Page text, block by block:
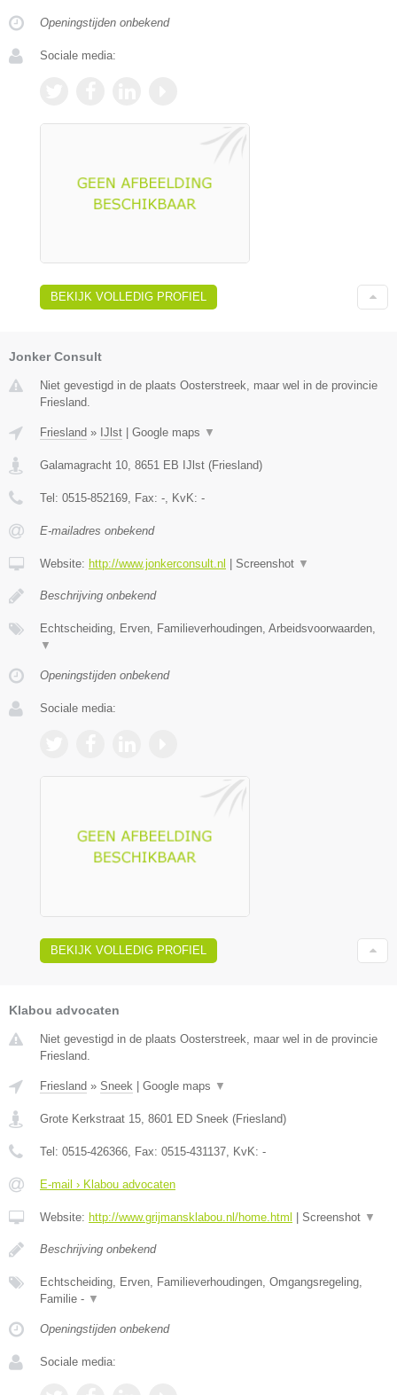
Openingstijden onbekend
Sociale media:
BEKIJK VOLLEDIG PROFIEL
Jonker Consult
Niet gevestigd in de plaats Oosterstreek, maar wel in de provincie
Friesland.
Friesland » IJlst Google maps ▼
Galamagracht 10, 8651 EB IJlst (Friesland)
Tel: 0515-852169, Fax: -, KvK: -
E-mailadres onbekend
Website: http://www.jonkerconsult.nl Screenshot ▼
Beschrijving onbekend
Echtscheiding, Erven, Familieverhoudingen, Arbeidsvoorwaarden,
▼
Openingstijden onbekend
Sociale media:
BEKIJK VOLLEDIG PROFIEL
Klabou advocaten
Niet gevestigd in de plaats Oosterstreek, maar wel in de provincie
Friesland.
Friesland » Sneek Google maps ▼
Grote Kerkstraat 15 8601 ED Sneek (Friesland)
Tel: 0515-426366 , Fax: 0515-431137 , KvK: -
E-mail › Klabou advocaten
Website: http://www.grijmansklabou.nl/home.html Screenshot ▼
Beschrijving onbekend
Echtscheiding, Erven, Familieverhoudingen, Omgangsregeling,
Familie - ▼
Openingstijden onbekend
Sociale media: